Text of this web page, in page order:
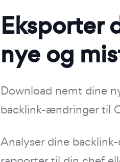
Eksporter
nye og
Download nemt dine
backlink-ændringer til
Analyser dine